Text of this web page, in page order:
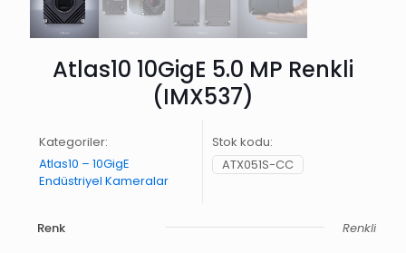
Atlas10 10GigE 5.0 MP Renkli
(IMX537)
Kategoriler:
Atlas10 – 10GigE
Endüstriyel Kameralar
Stok kodu:
ATX051S-CC
Renk
Renkli